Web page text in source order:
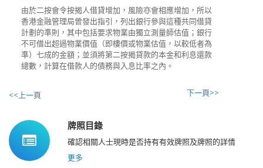
由於二按會令按揭人借貸增加，風險亦會相應增加，所以
香港金融管理局曾發出指引，列出銀行參與這種共同借貸
計劃的準則，其中包括要求物業由獨立測量師估值；銀行
不可借出超過物業價值（即樓價或物業估值，以較低者為
準）七成的金額；並須將第二按揭貸款的本金和利息還款
總數，計算在借款人的債務與入息比率之內。
<<上一頁 下一頁>>
牌照目錄
確認相關人士現時是否持有有效牌照及牌照的詳情
更多